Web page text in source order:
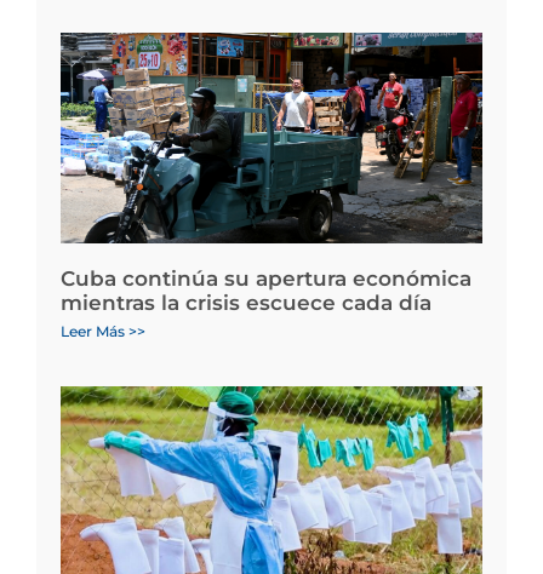
Cuba continúa su apertura económica
mientras la crisis escuece cada día
Leer Más >>